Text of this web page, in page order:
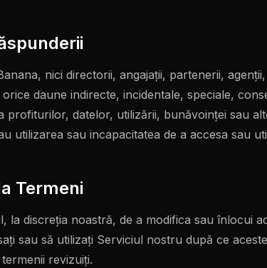
nici directorii, angajații, partenerii,
daune indirecte, incidentale, speciale,
profiturilor, datelor, utilizării, bunăvoinței sau
utilizarea sau incapacitatea de a accesa sau
Termeni
la discreția noastră, de a modifica sau înlocui
sau să utilizați Serviciul nostru după ce
revizuiți.